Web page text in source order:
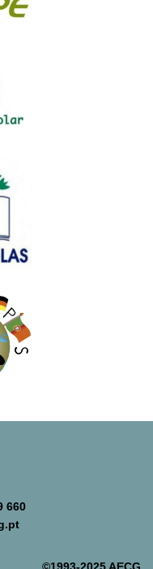
660